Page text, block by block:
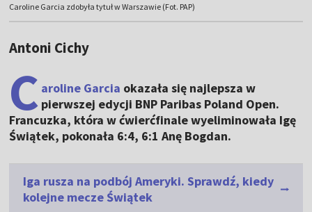
Caroline Garcia zdobyła tytuł w Warszawie (Fot. PAP)
Antoni Cichy
C aroline Garcia okazała się najlepsza w
pierwszej edycji BNP Paribas Poland Open.
Francuzka, która w ćwierćfinale wyeliminowała Igę
Świątek, pokonała 6:4, 6:1 Anę Bogdan.
Iga rusza na podbój Ameryki. Sprawdź, kiedy
kolejne mecze Świątek